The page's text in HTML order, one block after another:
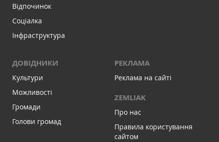
Відпочинок
Соціалка
Інфраструктура
ДОВІДНИКИ
Культури
Можливості
Громади
Голови громад
РЕКЛАМА
Реклама на сайті
ZEMLIAK
Про нас
Правила користування
сайтом